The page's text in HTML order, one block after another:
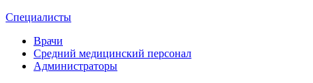
Специалисты
Врачи
Средний медицинский персонал
Администраторы